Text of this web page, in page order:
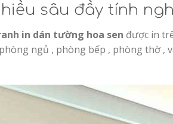
sâu đầy tính
in dán tường hoa sen được in
ngủ , phòng bếp , phòng thờ ,